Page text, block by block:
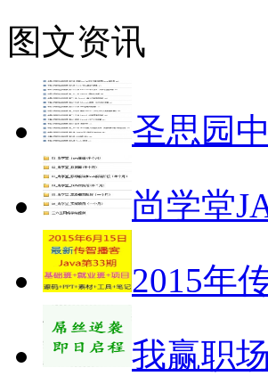
图文资讯
圣思园
尚学堂
2015年
我赢职